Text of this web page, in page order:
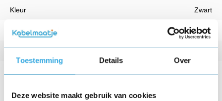
Toestemming Details Over
Deze website maakt gebruik van cookies
Kleur Zwart
Vermogen 65W
Bekijk alle specificaties